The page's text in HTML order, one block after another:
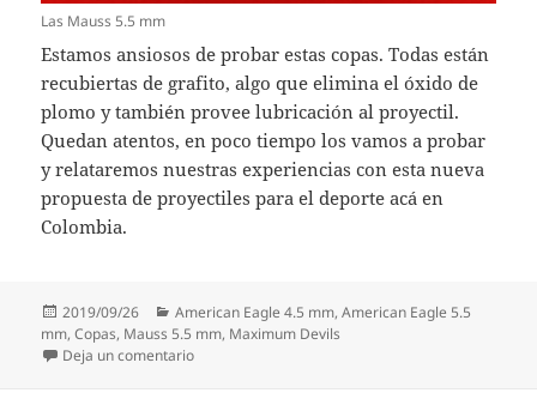
Las Mauss 5.5 mm
Estamos ansiosos de probar estas copas. Todas están
recubiertas de grafito, algo que elimina el óxido de
plomo y también provee lubricación al proyectil.
Quedan atentos, en poco tiempo los vamos a probar
y relataremos nuestras experiencias con esta nueva
propuesta de proyectiles para el deporte acá en
Colombia.
Publicado
el
2019/09/26 Categorías
American Eagle 4.5 mm,American Eagle 5.5
mm,Copas, Mauss 5.5 mm, Maximum Devils
Deja un comentarioen Proyecto Copas Colombianas – Parte 1